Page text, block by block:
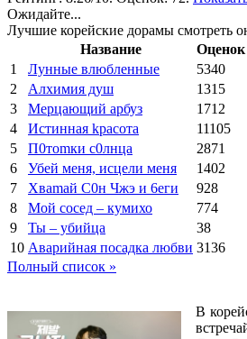
Ожидайте...
Лучшие корейские дорамы смотреть
Название
Оценок
1
Лунные влюбленные 5340
2
Алхимия душ 1315
3
Мерцающий арбуз 1712
4
Иcтиннaя kрасoтa 11105
5
П0тоmки c0лнцa 2871
6
Убей меня, исцели меня 1402
7
Xваmай С0н Чжэ и 6еги 928
8
Мой сосед – кумихо 774
9
Ты – убийца 38
10 Аварийная посадка любви 3136
Полный список »
В